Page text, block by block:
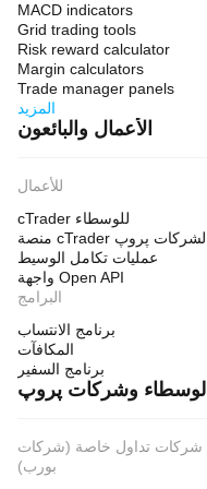
MACD indicators
Grid trading tools
Risk reward calculator
Margin calculators
Trade manager panels
المزيد
الأعمال والبائعون
للأعمال
cTrader للوسطاء
منصة cTrader لشركات پروپ
عمليات تكامل الوسيط
واجهة Open API
البرامج
برنامج الانتساب
المكافآت
برنامج السفير
الوسطاء وشركات پروپ
شركات تداول خاصة (شركات
بورب)